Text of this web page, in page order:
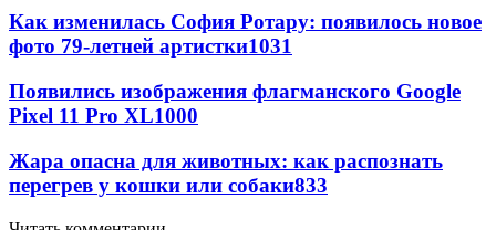
Как изменилась София Ротару: появилось новое
фото 79-летней артистки1031
Появились изображения флагманского Google
Pixel 11 Pro XL1000
Жара опасна для животных: как распознать
перегрев у кошки или собаки833